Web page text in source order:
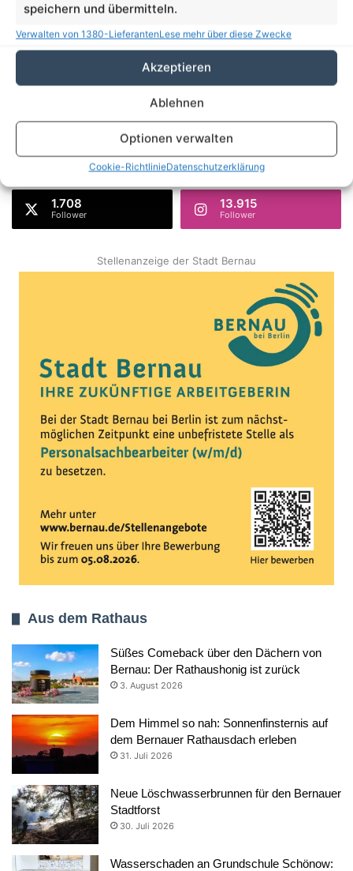
speichern und übermitteln.
Verwalten von 1380-LieferantenLese mehr über diese Zwecke
Akzeptieren
Ablehnen
Optionen verwalten
Cookie-RichtlinieDatenschutzerklärung
27 ℃ 22 ℃ 25 ℃
Sa.
30 ℃ 34 ℃
Danke dafür!62.048
18.419
AppNutzer
28.006
Abonnenten
1.708
Follower
13.915
Follower
Stellenanzeige der Stadt Bernau
Aus dem Rathaus
Süßes Comeback über den Dächern von
Bernau: Der Rathaushonig ist zurück
3. August 2026
Dem Himmel so nah: Sonnenfinsternis auf
dem Bernauer Rathausdach erleben
31. Juli 2026
Neue Löschwasserbrunnen für den Bernauer
Stadtforst
30. Juli 2026
Wasserschaden an Grundschule Schönow: